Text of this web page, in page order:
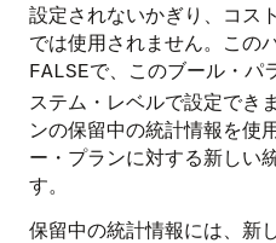
設定されないかぎり、コス
では使用されません。この
FALSEで、このブール・パ
ステム・レベルで設定でき
ンの保留中の統計情報を使
ー・プランに対する新しい
す。
保留中の統計情報には、新